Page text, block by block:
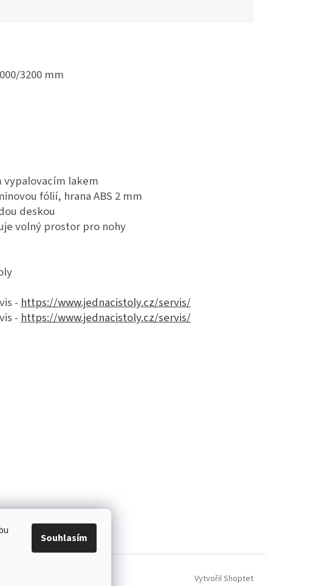
Souhlasím
3200 mm
vypalovacím lakem
fólií, hrana ABS 2 mm
deskou
volný prostor pro nohy
- https://www.jednacistoly.cz/servis/
- https://www.jednacistoly.cz/servis/
Vytvořil Shoptet